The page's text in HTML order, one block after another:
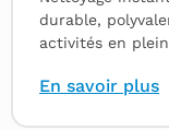
durable,
activités en
En savoir plus